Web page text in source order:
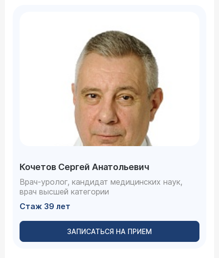
Кочетов Сергей Анатольевич
Врач-уролог, кандидат медицинских наук,
врач высшей категории
Стаж 39 лет
ЗАПИСАТЬСЯ НА ПРИЕМ